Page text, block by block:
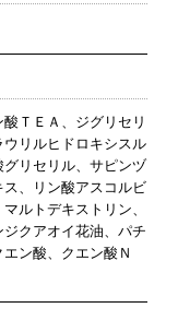
ＴＥＡ、ジグリセリ
リルヒドロキシスル
リセリル、サピンヅ
、リン酸アスコルビ
ルトデキストリン、
クアオイ花油、パチ
ン酸、クエン酸Ｎ